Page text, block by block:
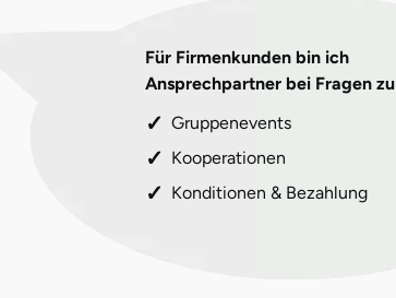
Für Firmenkunden bin ich
Ansprechpartner bei Fragen zu
Gruppenevents
Kooperationen
Konditionen & Bezahlung